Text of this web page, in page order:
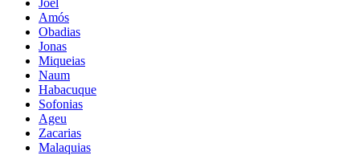
Amós
Obadias
Jonas
Miqueias
Naum
Habacuque
Sofonias
Ageu
Zacarias
Malaquias